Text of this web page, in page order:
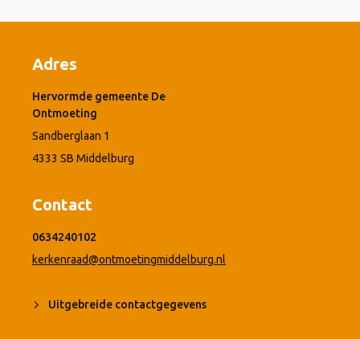
Adres
Hervormde gemeente De
Ontmoeting
Sandberglaan 1
4333 SB Middelburg
Contact
0634240102
kerkenraad@ontmoetingmiddelburg.nl
Uitgebreide contactgegevens